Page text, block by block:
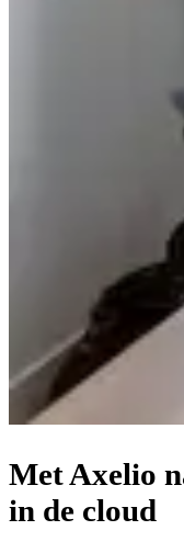
Met Axelio
in de cloud